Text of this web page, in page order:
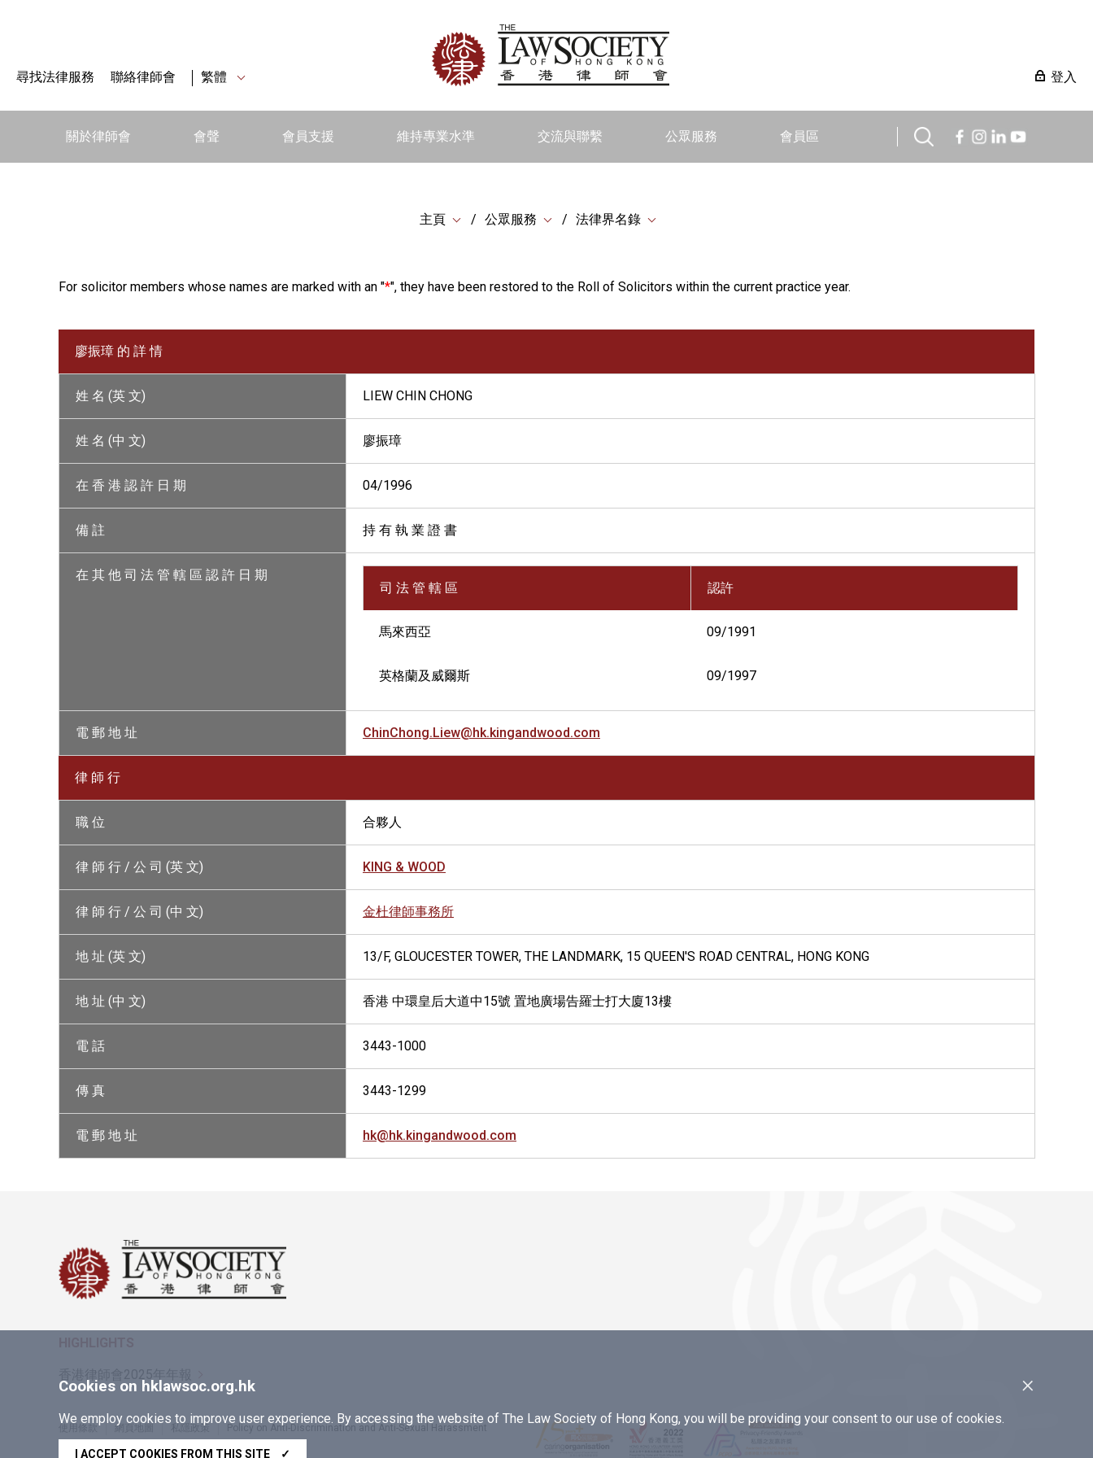
尋找法律服務 聯絡律師會 繁體 登入
關於律師會 會聲 會員支援 維持專業水準 交流與聯繫 公眾服務 會員區
主頁 公眾服務 法律界名錄
For solicitor members whose names are marked with an "*", they have been restored to the Roll of Solicitors within the current practice year.
廖振璋 的 詳 情
姓 名 (英 文) LIEW CHIN CHONG
姓 名 (中 文) 廖振璋
在 香 港 認 許 日 期 04/1996
備 註 持 有 執 業 證 書
在 其 他 司 法 管 轄 區 認 許 日 期
司 法 管 轄 區
認許
馬來西亞 09/1991
英格蘭及威爾斯 09/1997
電 郵 地 址 ChinChong.Liew@hk.kingandwood.com
律 師 行
職 位 合夥人
律 師 行 / 公 司 (英 文) KING & WOOD
律 師 行 / 公 司 (中 文) 金杜律師事務所
地 址 (英 文) 13/F, GLOUCESTER TOWER, THE LANDMARK, 15 QUEEN'S ROAD CENTRAL, HONG KONG
地 址 (中 文) 香港 中環皇后大道中15號 置地廣場告羅士打大廈13樓
電 話 3443-1000
傳 真 3443-1299
電 郵 地 址 hk@hk.kingandwood.com
×
Cookies on hklawsoc.org.hk
We employ cookies to improve user experience. By accessing the website of The Law Society of Hong Kong, you will be providing your consent to our use of cookies.
I ACCEPT COOKIES FROM THIS SITE ✓
香港律師會2025年年報
網頁地圖 私隱政策
Policy on Anti-Discrimination and Anti-Sexual Harassment
Copyright © 2026 香港律師會版權所有，不得轉載